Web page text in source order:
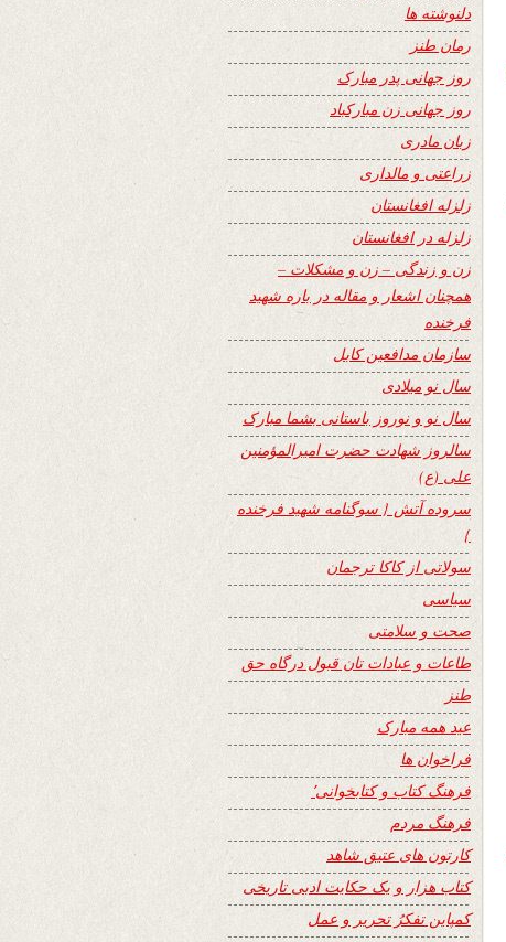
دلنوشته ها
رمان طنز
روز جهانی پدر مبارک
روز جهانی زن مبارکباد
زبان مادری
زراعتی و مالداری
زلزله افغانستان
زلزله در افغانستان
زن و زندگی – زن و مشکلات –
همچنان اشعار و مقاله در باره شهید
فرخنده
سازمان مدافعین کابل
سال نو میلادی
سال نو و نوروز باستانی بشما مبارک
سالروز شهادت حضرت امیرالمؤمنین
علی (ع)
سروده آتش { سوگنامه شهید فرخنده
}
سولاتی از کاکا ترجمان
سیاسی
صحت و سلامتی
طاعات و عبادات تان قبول درگاه حق
طنز
عید همه مبارک
فراخوان ها
فرهنگ کتاب و کتابخوانی٬
فرهنگ مردم
کارتون های عتیق شاهد
کتاب هزار و یک حکایت ادبی تاریخی
کمپاین تفکرُ تحریر و عمل